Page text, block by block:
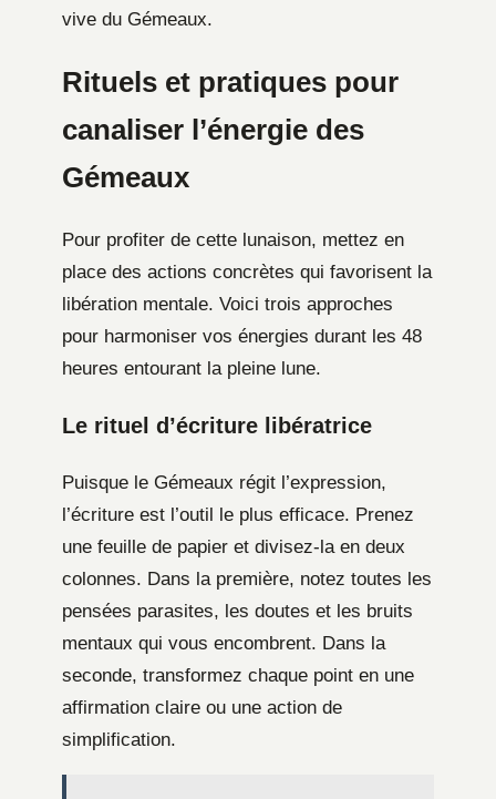
vive du Gémeaux.
Rituels et pratiques pour
canaliser l’énergie des
Gémeaux
Pour profiter de cette lunaison, mettez en
place des actions concrètes qui favorisent la
libération mentale. Voici trois approches
pour harmoniser vos énergies durant les 48
heures entourant la pleine lune.
Le rituel d’écriture libératrice
Puisque le Gémeaux régit l’expression,
l’écriture est l’outil le plus efficace. Prenez
une feuille de papier et divisez-la en deux
colonnes. Dans la première, notez toutes les
pensées parasites, les doutes et les bruits
mentaux qui vous encombrent. Dans la
seconde, transformez chaque point en une
affirmation claire ou une action de
simplification.